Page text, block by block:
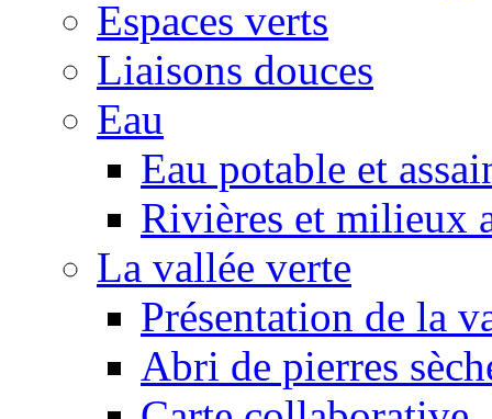
Espaces verts
Liaisons douces
Eau
Eau potable et
Rivières et milieux
La vallée verte
Présentation de la
Abri de pierres